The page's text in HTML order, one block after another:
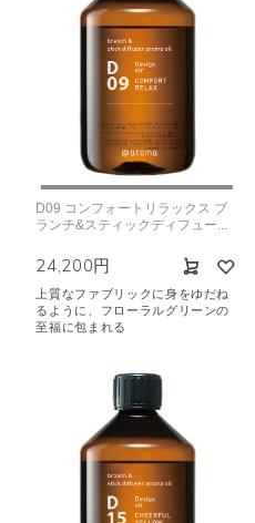
D09 コンフォートリラックス ブ
ランチ&スティックディフュー...
24,200円
上質なファブリックに身をゆだね
るように、フローラルグリーンの
至福に包まれる